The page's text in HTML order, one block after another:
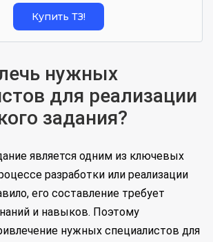
Купить ТЗ!
нужных
для реализации
задания?
является одним из ключевых
разработки или реализации
его составление требует
и навыков. Поэтому
нужных специалистов для